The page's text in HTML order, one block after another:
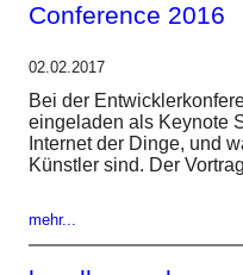
Conference 2016
02.02.2017
Bei der
eingeladen als Keynote
Internet der Dinge, und
Künstler sind. Der
mehr...